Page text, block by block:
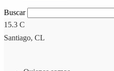
Buscar
15.3 C
Santiago, CL